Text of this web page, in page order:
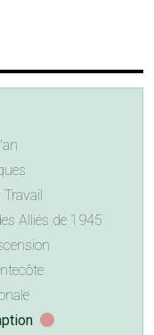
Travail
Alliés de 1945